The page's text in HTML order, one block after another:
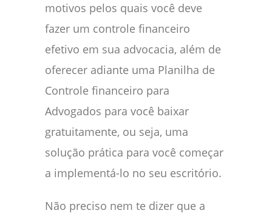
motivos pelos quais você deve
fazer um controle financeiro
efetivo em sua advocacia, além de
oferecer adiante uma Planilha de
Controle financeiro para
Advogados para você baixar
gratuitamente, ou seja, uma
solução prática para você começar
a implementá-lo no seu escritório.
Não preciso nem te dizer que a